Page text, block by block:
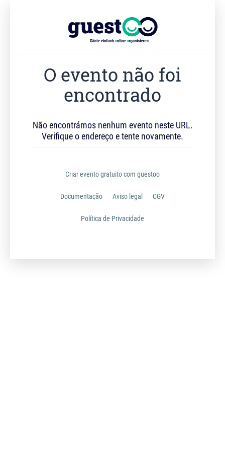
O evento não foi
encontrado
Não encontrámos nenhum evento neste URL.
Verifique o endereço e tente novamente.
Criar evento gratuito com guestoo
Documentação Aviso legal CGV
Política de Privacidade